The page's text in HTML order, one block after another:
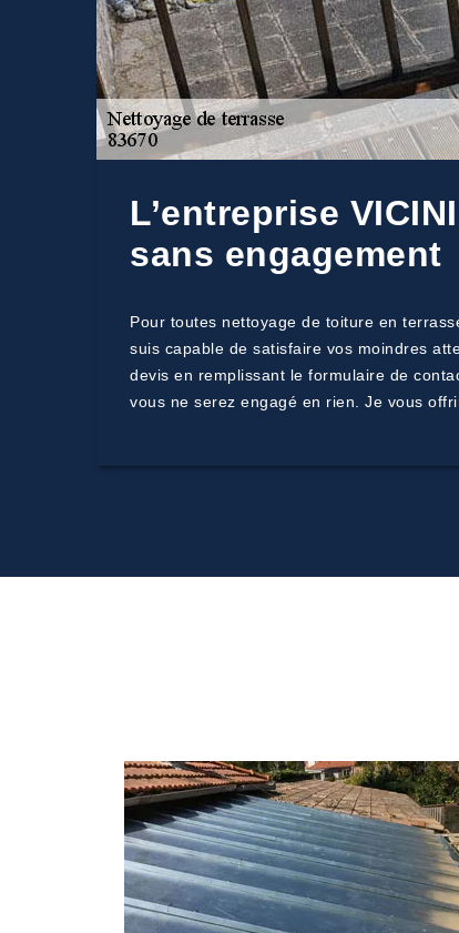
L’entreprise
sans engagement
Pour toutes nettoyage de toiture en
suis capable de satisfaire vos moindres
devis en remplissant le formulaire de
vous ne serez engagé en rien. Je vous